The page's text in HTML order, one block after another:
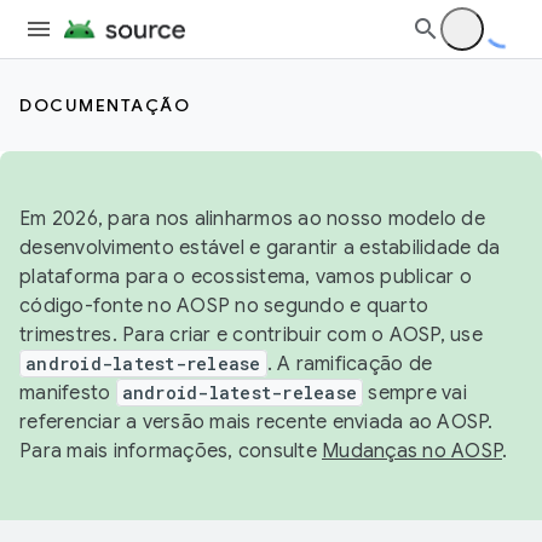
DOCUMENTAÇÃO
Em 2026, para nos alinharmos ao nosso modelo de
desenvolvimento estável e garantir a estabilidade da
plataforma para o ecossistema, vamos publicar o
código-fonte no AOSP no segundo e quarto
trimestres. Para criar e contribuir com o AOSP, use
android-latest-release . A ramificação de
manifesto
android-latest-release sempre vai
referenciar a versão mais recente enviada ao AOSP.
Para mais informações, consulte Mudanças no AOSP.